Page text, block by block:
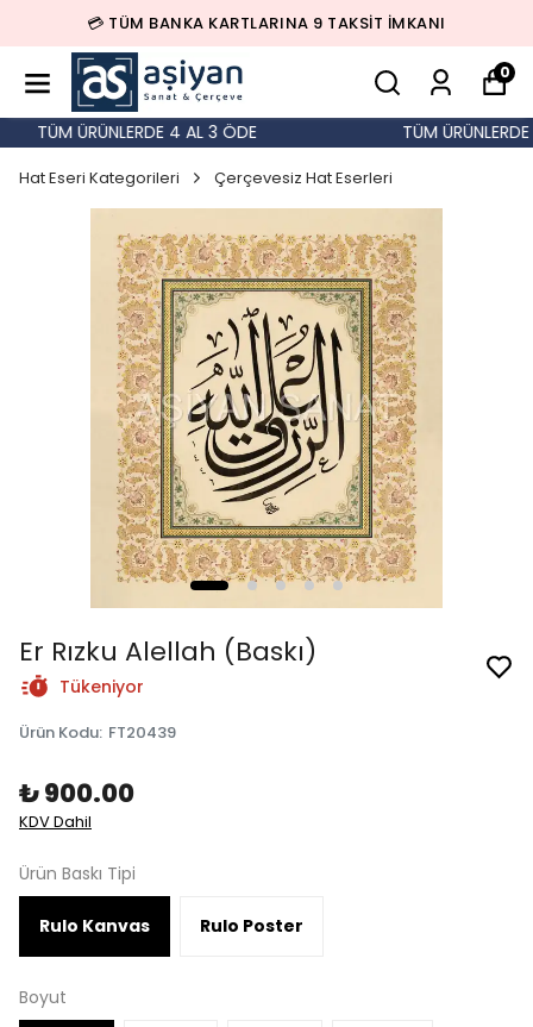
💳 TÜM BANKA KARTLARINA 9 TAKSİT İMKANI
0
TÜM ÜRÜNLERDE 4 AL 3 ÖDE TÜM ÜRÜNLERDE
Hat Eseri Kategorileri Çerçevesiz Hat Eserleri
Er Rızku Alellah (Baskı)
Tükeniyor
Ürün Kodu: FT20439
₺ 900.00
KDV Dahil
Ürün Baskı Tipi
Rulo Kanvas Rulo Poster
Boyut